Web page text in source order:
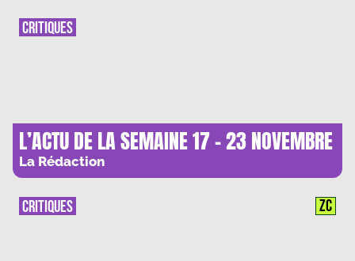
L’ACTU DE LA SEMAINE 17 – 23 NOVEMBRE
La Rédaction
CRITIQUES
CRITIQUES ZC